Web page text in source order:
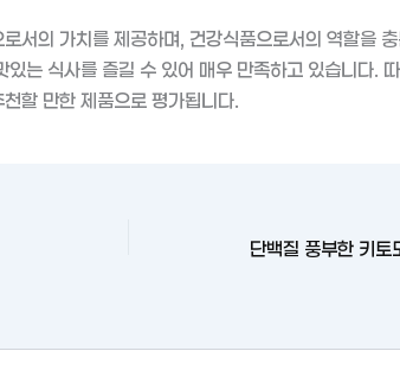
서의 가치를 제공하며, 건강식품으로서의 역할을
는 식사를 즐길 수 있어 매우 만족하고 있습니다.
할 만한 제품으로 평가됩니다.